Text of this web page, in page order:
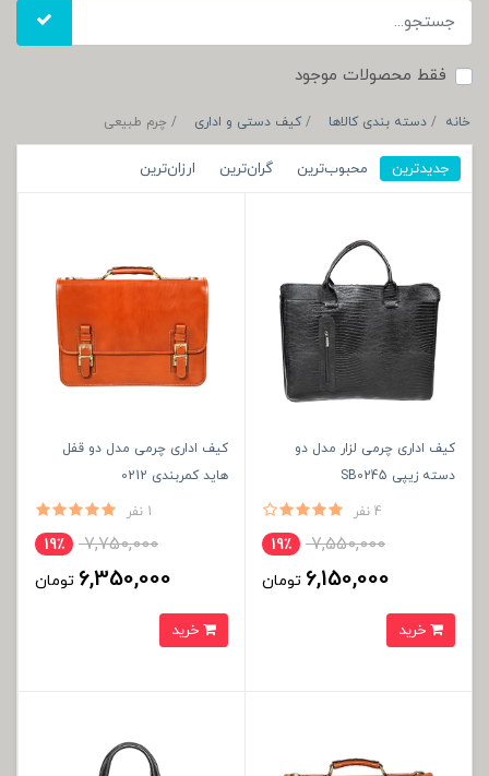
فقط محصولات موجود
خانه دسته بندی کالاها کیف دستی و اداری چرم طبیعی
جدیدترین محبوب‌ترین گران‌ترین ارزان‌ترین
کیف اداری چرمی لزار مدل دو
دسته زیپی SB0245
4 نفر
7,550,000 19٪
6,150,000 تومان
کیف اداری چرمی مدل دو قفل
هاید کمربندی 0212
1 نفر
7,750,000 19٪
6,350,000 تومان